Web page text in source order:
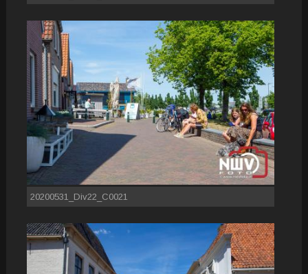
20200531_Div22_C0021